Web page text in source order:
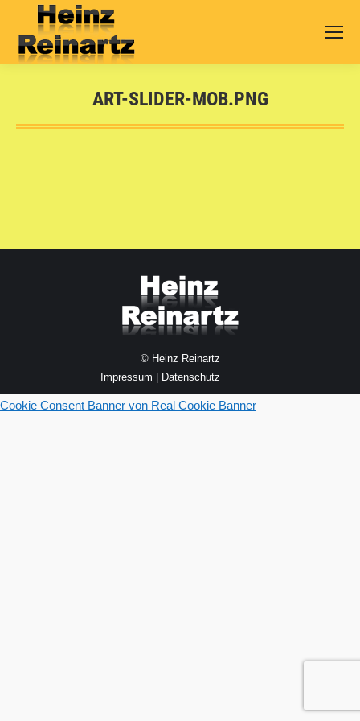
ART-SLIDER-MOB.PNG
Sie befinden sich hier:
© Heinz Reinartz
Impressum
Datenschutz
Cookie Consent Banner von Real Cookie Banner